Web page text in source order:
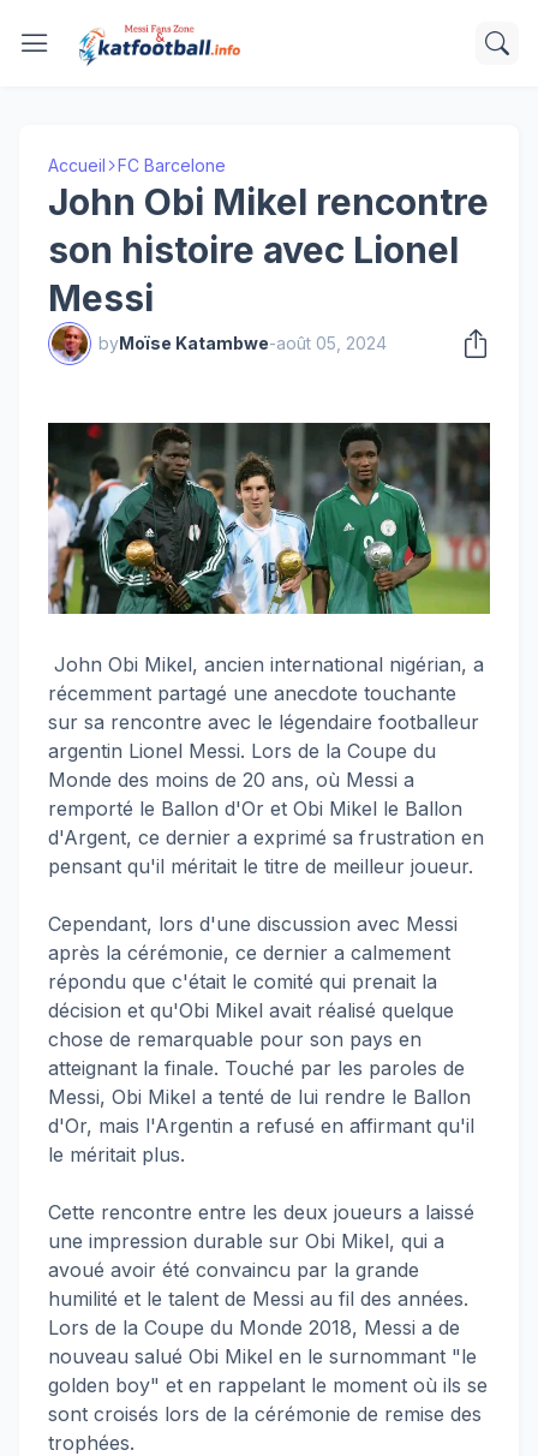
Accueil FC Barcelone
John Obi Mikel rencontre
son histoire avec Lionel
Messi
byMoïse Katambwe-août 05, 2024
John Obi Mikel, ancien international nigérian, a
récemment partagé une anecdote touchante
sur sa rencontre avec le légendaire footballeur
argentin Lionel Messi. Lors de la Coupe du
Monde des moins de 20 ans, où Messi a
remporté le Ballon d'Or et Obi Mikel le Ballon
d'Argent, ce dernier a exprimé sa frustration en
pensant qu'il méritait le titre de meilleur joueur.
Cependant, lors d'une discussion avec Messi
après la cérémonie, ce dernier a calmement
répondu que c'était le comité qui prenait la
décision et qu'Obi Mikel avait réalisé quelque
chose de remarquable pour son pays en
atteignant la finale. Touché par les paroles de
Messi, Obi Mikel a tenté de lui rendre le Ballon
d'Or, mais l'Argentin a refusé en affirmant qu'il
le méritait plus.
Cette rencontre entre les deux joueurs a laissé
une impression durable sur Obi Mikel, qui a
avoué avoir été convaincu par la grande
humilité et le talent de Messi au fil des années.
Lors de la Coupe du Monde 2018, Messi a de
nouveau salué Obi Mikel en le surnommant "le
golden boy" et en rappelant le moment où ils se
sont croisés lors de la cérémonie de remise des
trophées.